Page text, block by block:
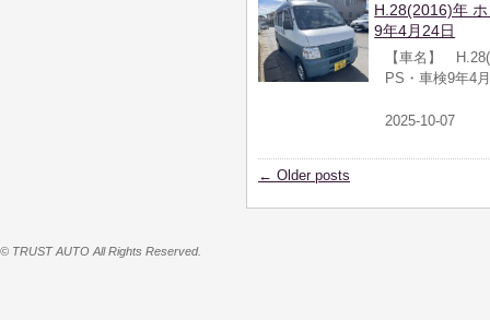
H.28(2016)年
9年4月24日
【車名】
PS・車検9年4
2025-10-07
← Older posts
© TRUST AUTO All Rights Reserved.